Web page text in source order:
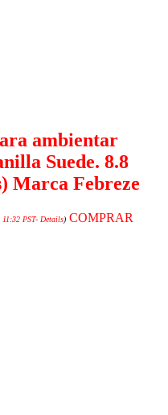
ambientar
Suede. 8.8
Marca Febreze
PST- Details) COMPRAR